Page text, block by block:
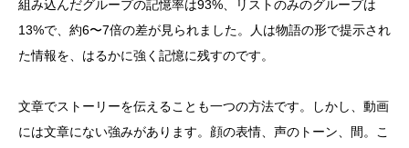
組み込んだグループの記憶率は93%、リストのみのグループは
13%で、約6〜7倍の差が見られました。人は物語の形で提示され
た情報を、はるかに強く記憶に残すのです。
文章でストーリーを伝えることも一つの方法です。しかし、動画
には文章にない強みがあります。顔の表情、声のトーン、間。こ